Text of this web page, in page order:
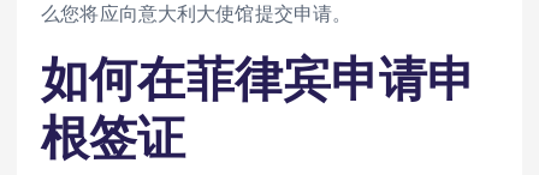
么您将应向意大利大使馆提交申请。
如何在菲律宾申请申
根签证